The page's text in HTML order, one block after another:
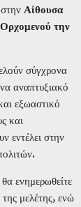
Αίθουσα
την
σύγχρονα
αναπτυξιακό
εξωαστικό
και
εντέλει στην
ενημερωθείτε
μελέτης, ενώ